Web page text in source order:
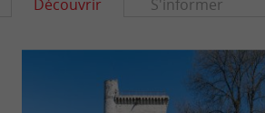
Découvrir S'informer